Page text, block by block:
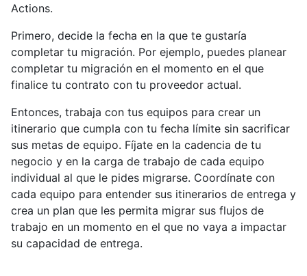
Actions.
Primero, decide la fecha en la que te gustaría
completar tu migración. Por ejemplo, puedes planear
completar tu migración en el momento en el que
finalice tu contrato con tu proveedor actual.
Entonces, trabaja con tus equipos para crear un
itinerario que cumpla con tu fecha límite sin sacrificar
sus metas de equipo. Fíjate en la cadencia de tu
negocio y en la carga de trabajo de cada equipo
individual al que le pides migrarse. Coordínate con
cada equipo para entender sus itinerarios de entrega y
crea un plan que les permita migrar sus flujos de
trabajo en un momento en el que no vaya a impactar
su capacidad de entrega.